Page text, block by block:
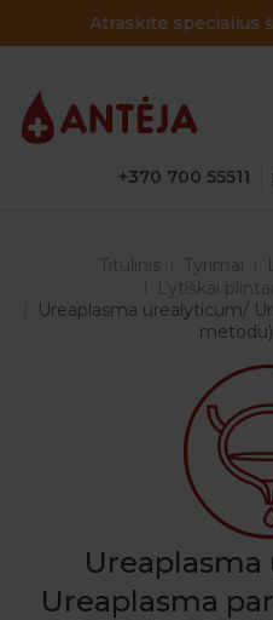
Atraskite specialius
+370 700 55511
Titulinis Tyrimai
Lytiškai
Ureaplasma urealyticum/
Ureaplasma